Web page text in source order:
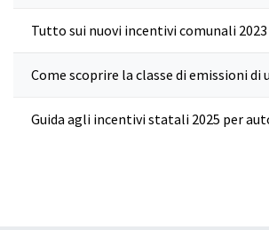
Tutto sui nuovi incentivi comunali 2023
Come scoprire la classe di emissioni di
Guida agli incentivi statali 2025 per